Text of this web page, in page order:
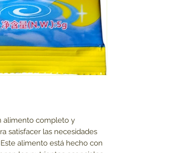
alimento completo y
satisfacer las necesidades
alimento está hecho con